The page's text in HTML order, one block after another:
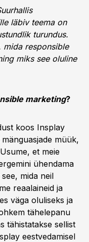
läbiv teema on
turundus.
mida responsible
miks see oluline
marketing?
koos Insplay
müük,
et meie
ühendama
mida neil
reaalaineid ja
väga oluliseks ja
tähelepanu
tähistatakse sellist
eestvedamisel